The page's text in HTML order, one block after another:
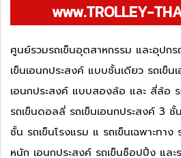
www.TROLLEY-
ศูนย์รวมรถเข็นอุตสาหกรรม และอุปก
เข็นเอนกประสงค์ แบบชั้นเดียว รถเข็
เอนกประสงค์ แบบสองล้อ และ สี่ล้อ
รถเข็นดอลลี่ รถเข็นเอนกประสงค์ 3 ชั้
ชั้น รถเข็นโรงแรม แ รถเข็นเฉพาะทา
หนัก เอนกประสงค์ รถเข็นช็อปปิ้ง และร